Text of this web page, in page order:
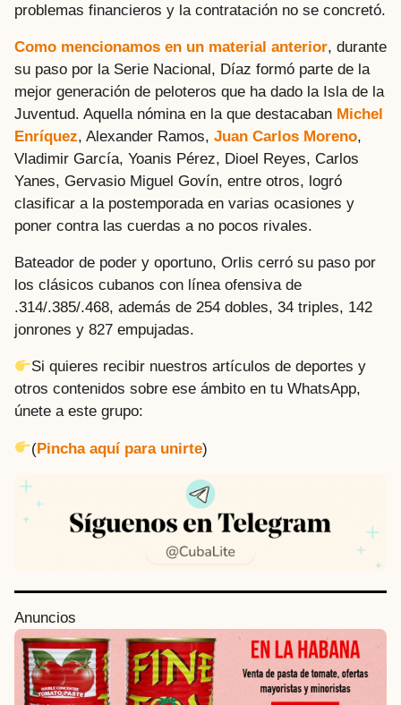
problemas financieros y la contratación no se concretó.
Como mencionamos en un material anterior, durante
su paso por la Serie Nacional, Díaz formó parte de la
mejor generación de peloteros que ha dado la Isla de la
Juventud. Aquella nómina en la que destacaban Michel
Enríquez, Alexander Ramos, Juan Carlos Moreno,
Vladimir García, Yoanis Pérez, Dioel Reyes, Carlos
Yanes, Gervasio Miguel Govín, entre otros, logró
clasificar a la postemporada en varias ocasiones y
poner contra las cuerdas a no pocos rivales.
Bateador de poder y oportuno, Orlis cerró su paso por
los clásicos cubanos con línea ofensiva de
.314/.385/.468, además de 254 dobles, 34 triples, 142
jonrones y 827 empujadas.
Si quieres recibir nuestros artículos de deportes y
otros contenidos sobre ese ámbito en tu WhatsApp,
únete a este grupo:
(Pincha aquí para unirte)
Anuncios
P
o
s